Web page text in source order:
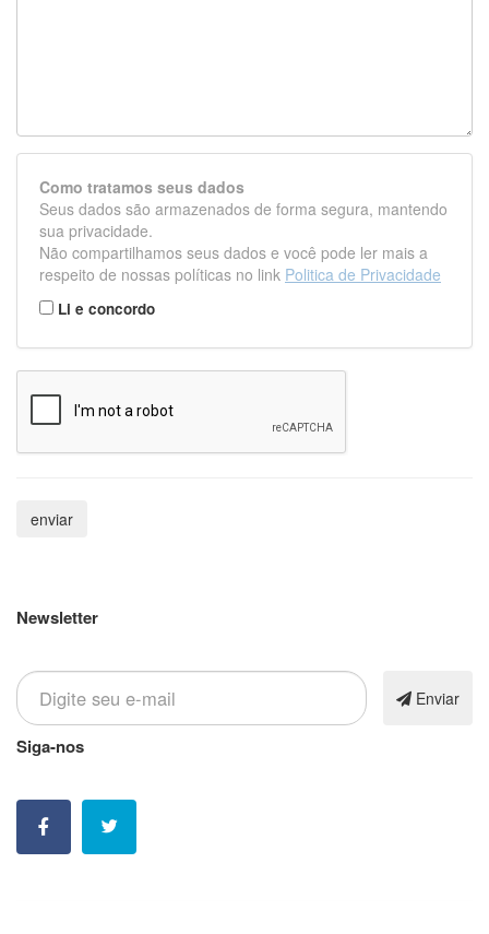
Como tratamos seus dados
Seus dados são armazenados de forma segura, mantendo
sua privacidade.
Não compartilhamos seus dados e você pode ler mais a
respeito de nossas políticas no link Politica de Privacidade
Li e concordo
Newsletter
Enviar
Siga-nos